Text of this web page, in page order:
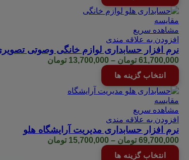
است
در
شوند
دارای
باشد.
گزینه
ها
است
در
شوند
مقایسه
مشاهده سریع
افزودن به علاقه مندی
نرم افزار حسابداری لوازم خانگی وصوتی
61,700,000 تومان –
13,700,000 تومان
انتخاب گزینه ها
این
دارای
انواع
باشد.
گزینه
ها
مقایسه
مشاهده سریع
افزودن به علاقه مندی
نرم افزار حسابداری مدیریت آرایشگاه هلو
69,700,000 تومان –
15,700,000 تومان
انتخاب گزینه ها
این